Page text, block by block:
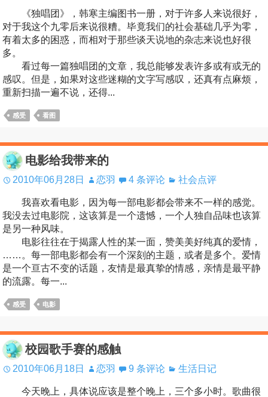
《独唱团》，韩寒主编图书一册，对于许多人来说很好，
对于我这个九零后来说很糟。毕竟我们的社会基础几乎为零，
有着太多的困惑，而相对于那些谈天说地的杂志来说也好很
多。
看过每一篇独唱团的文章，我总能够发表许多或有或无的
感叹。但是，如果对这些迷糊的文字写感叹，还真有点麻烦，
重新扫描一遍不说，还得...
感受 看图
电影给我带来的
2010年06月28日 恋羽 4 条评论 社会点评
我喜欢看电影，因为每一部电影都会带来不一样的感觉。
我没去过电影院，这该算是一个遗憾，一个人独自品味也该算
是另一种风味。
电影往往在于揭露人性的某一面，赞美美好纯真的爱情，
……。每一部电影都会有一个深刻的主题，或者是多个。爱情
是一个亘古不变的话题，友情是最真挚的情感，亲情是最平静
的流露。每一...
感受 电影
校园歌手赛的感触
2010年06月18日 恋羽 9 条评论 生活日记
今天晚上，具体说应该是整个晚上，三个多小时。歌曲很